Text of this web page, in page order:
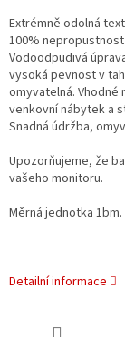
Extrémně odolná
100% nepropustnost
Vodoodpudivá
vysoká pevnost v
omyvatelná. Vhodné
venkovní nábytek a
Snadná údržba,
Upozorňujeme, že
vašeho monitoru.
Měrná jednotka 1bm.
Detailní informace